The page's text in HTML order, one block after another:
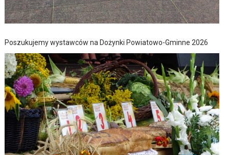
Poszukujemy wystawców na Dożynki Powiatowo-Gminne 2026